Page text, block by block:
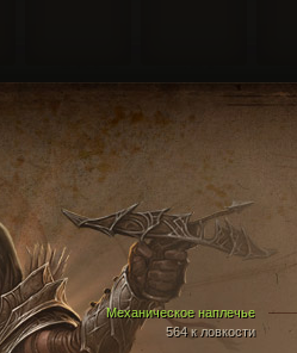
Механическое наплечье
564 к ловкости